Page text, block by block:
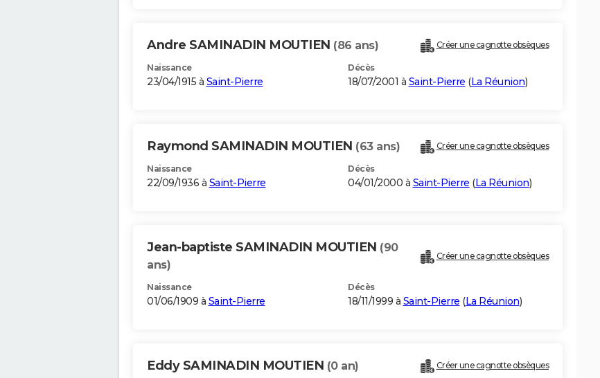
Andre SAMINADIN MOUTIEN (86 ans) Créer une cagnotte obsèques
Naissance
23/04/1915 à Saint-Pierre
Décès
18/07/2001 à Saint-Pierre (La Réunion)
Raymond SAMINADIN MOUTIEN (63 ans) Créer une cagnotte obsèques
Naissance
22/09/1936 à Saint-Pierre
Décès
04/01/2000 à Saint-Pierre (La Réunion)
Jean-baptiste SAMINADIN MOUTIEN (90
ans)
Créer une cagnotte obsèques
Naissance
01/06/1909 à Saint-Pierre
Décès
18/11/1999 à Saint-Pierre (La Réunion)
Eddy SAMINADIN MOUTIEN (0 an) Créer une cagnotte obsèques